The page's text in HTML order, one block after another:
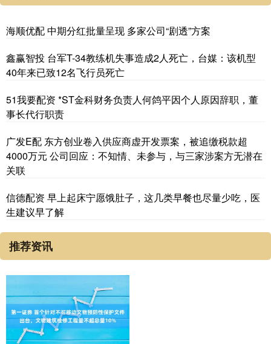
海顺优配 中期分红批量呈现 多家公司“剧透”方案
鑫赢智投 台军T-34教练机失事造成2人死亡，台媒：该机型
40年来已致12名飞行员死亡
51我要配资 *ST金科财务负责人何鸽平因个人原因辞职，董
事长代行职责
广发E配 东方创业卷入供应商虚开发票案，被追缴税款超
4000万元 公司回应：不知情、未参与，与三家涉案方无潜在
关联
信德配资 早上起床宁愿饿肚子，这几类早餐也尽量少吃，医
生建议早了解
推荐资讯